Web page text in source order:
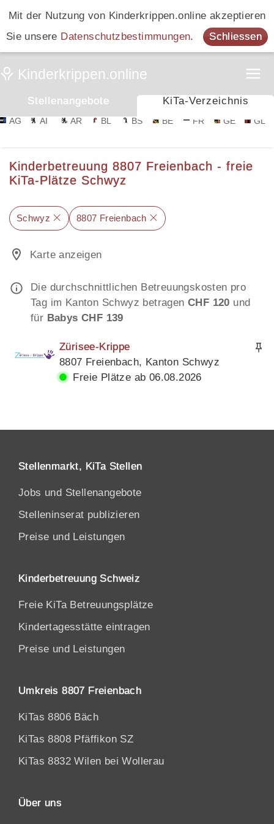
Mit der Nutzung von Kinderkrippen.online akzeptieren
Sie unsere Datenschutzbestimmungen. Schliessen
Stellenangebote KiTa-Verzeichnis
AG AI AR BL BS BE FR GE GL
Kinderbetreuung 8807 Freienbach - freie
KiTa-Plätze Schwyz
Schwyz 8807 Freienbach
Karte anzeigen
Die durchschnittlichen Betreuungskosten pro
Tag im Kanton Schwyz betragen CHF 120 und
für Babys CHF 139
Zürisee-Krippe
8807 Freienbach, Kanton Schwyz
Freie Plätze ab 06.08.2026
Stellenmarkt, KiTa Stellen
Jobs und Stellenangebote
Stelleninserat publizieren
Preise und Leistungen
Kinderbetreuung Schweiz
Freie KiTa Betreuungsplätze
Kindertagesstätte eintragen
Preise und Leistungen
Umkreis 8807 Freienbach
KiTas 8806 Bäch
KiTas 8808 Pfäffikon SZ
KiTas 8832 Wilen bei Wollerau
Über uns